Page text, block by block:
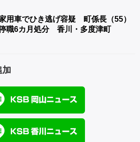
用車でひき逃げ容疑 町係長（55）
職6カ月処分 香川・多度津町
加